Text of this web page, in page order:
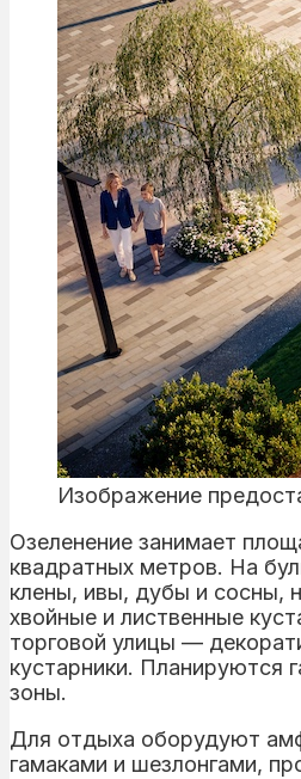
Изображение
Озеленение занимает
квадратных метров. На
клены, ивы, дубы и сосны,
хвойные и лиственные
торговой улицы —
кустарники. Планируются
зоны.
Для отдыха оборудуют
гамаками и шезлонгами,